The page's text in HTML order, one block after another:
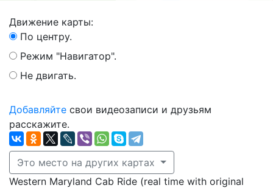
Движение карты:
По центру.
Режим "Навигатор".
Не двигать.
Добавляйте свои видеозаписи и друзьям
расскажите.
Это место на других картах
Western Maryland Cab Ride (real time with original